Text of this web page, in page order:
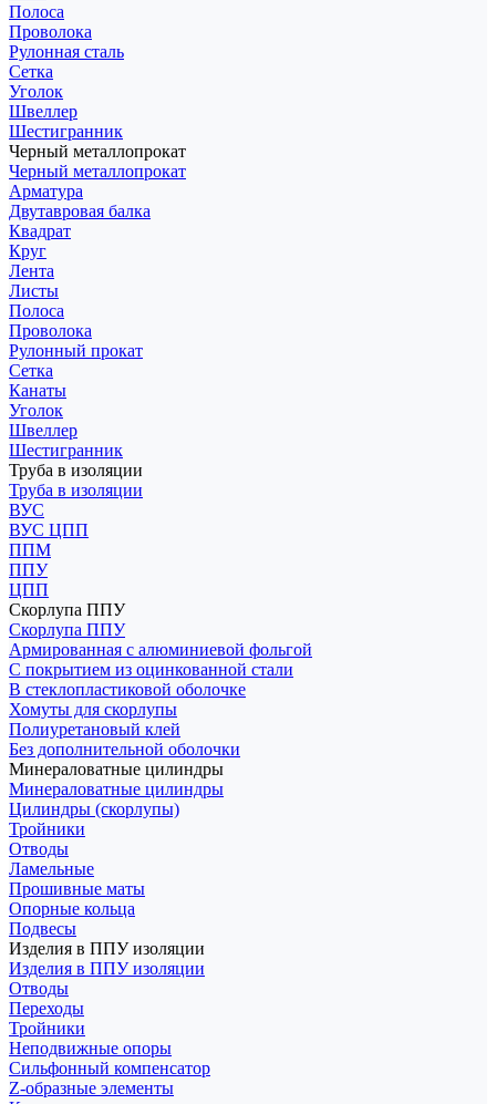
Полоса
Проволока
Рулонная сталь
Сетка
Уголок
Швеллер
Шестигранник
Черный металлопрокат
Черный металлопрокат
Арматура
Двутавровая балка
Квадрат
Круг
Лента
Листы
Полоса
Проволока
Рулонный прокат
Сетка
Канаты
Уголок
Швеллер
Шестигранник
Труба в изоляции
Труба в изоляции
ВУС
ВУС ЦПП
ППМ
ППУ
ЦПП
Скорлупа ППУ
Скорлупа ППУ
Армированная с алюминиевой фольгой
С покрытием из оцинкованной стали
В стеклопластиковой оболочке
Хомуты для скорлупы
Полиуретановый клей
Без дополнительной оболочки
Минераловатные цилиндры
Минераловатные цилиндры
Цилиндры (скорлупы)
Тройники
Отводы
Ламельные
Прошивные маты
Опорные кольца
Подвесы
Изделия в ППУ изоляции
Изделия в ППУ изоляции
Отводы
Переходы
Тройники
Неподвижные опоры
Cильфонный компенсатор
Z-образные элементы